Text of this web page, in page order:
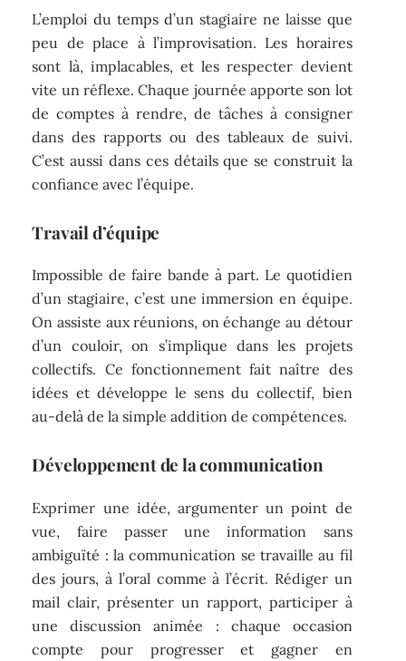
L’emploi du temps d’un stagiaire ne laisse que
peu de place à l’improvisation. Les horaires
sont là, implacables, et les respecter devient
vite un réflexe. Chaque journée apporte son lot
de comptes à rendre, de tâches à consigner
dans des rapports ou des tableaux de suivi.
C’est aussi dans ces détails que se construit la
confiance avec l’équipe.
Travail d’équipe
Impossible de faire bande à part. Le quotidien
d’un stagiaire, c’est une immersion en équipe.
On assiste aux réunions, on échange au détour
d’un couloir, on s’implique dans les projets
collectifs. Ce fonctionnement fait naître des
idées et développe le sens du collectif, bien
au-delà de la simple addition de compétences.
Développement de la communication
Exprimer une idée, argumenter un point de
vue, faire passer une information sans
ambiguïté : la communication se travaille au fil
des jours, à l’oral comme à l’écrit. Rédiger un
mail clair, présenter un rapport, participer à
une discussion animée : chaque occasion
compte pour progresser et gagner en